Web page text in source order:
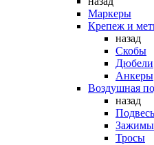
Маркеры
Крепеж и
назад
Скобы
Дюбели
Анкеры
Воздушная
назад
Зажимы
Тросы